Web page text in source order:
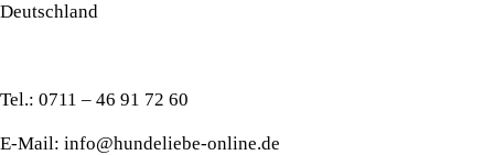
Deutschland
Tel.: 0711 – 46 91 72 60
E-Mail: info@hundeliebe-online.de